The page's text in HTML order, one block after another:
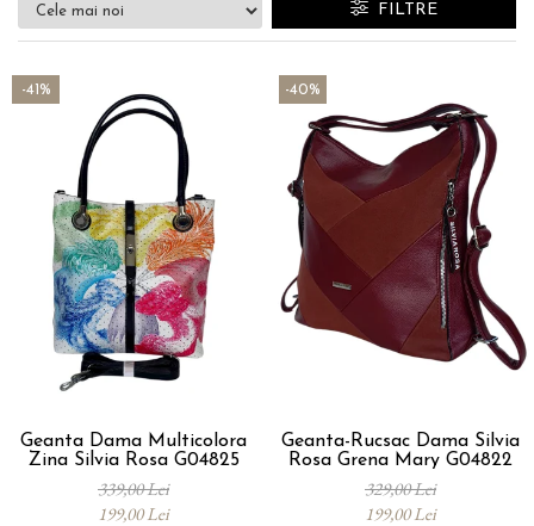
FILTRE
-41%
Geanta Dama Multicolora
Zina Silvia Rosa G04825
339,00 Lei
199,00 Lei
-40%
Geanta-Rucsac Dama Silvia
Rosa Grena Mary G04822
329,00 Lei
199,00 Lei